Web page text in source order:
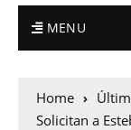
MENU
Home
Solicitan a